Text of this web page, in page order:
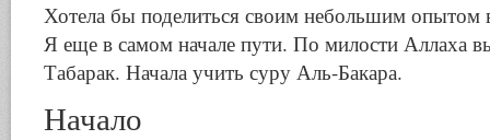
Хотела бы поделиться своим небольшим опытом
Я еще в самом начале пути. По милости Аллаха
Табарак. Начала учить суру Аль-Бакара.
Начало